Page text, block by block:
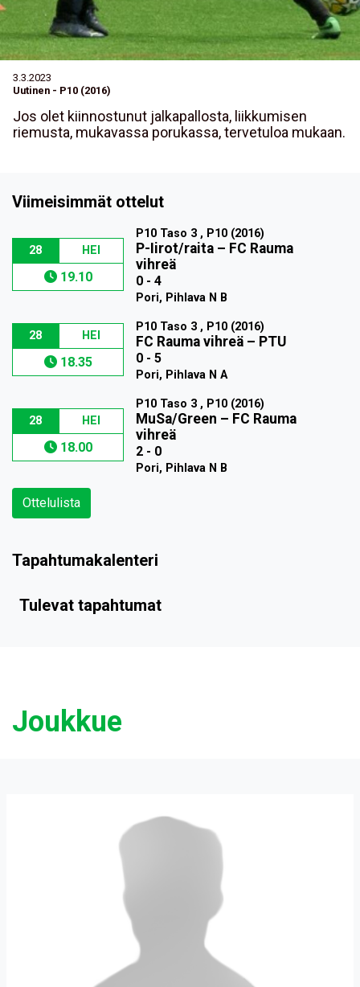
3.3.2023
Uutinen - P10 (2016)
Jos olet kiinnostunut jalkapallosta, liikkumisen
riemusta, mukavassa porukassa, tervetuloa mukaan.
Viimeisimmät ottelut
28 HEI
19.10
P10 Taso 3 , P10 (2016)
P-Iirot/raita – FC Rauma
vihreä
0 - 4
Pori, Pihlava N B
28 HEI
18.35
P10 Taso 3 , P10 (2016)
FC Rauma vihreä – PTU
0 - 5
Pori, Pihlava N A
28 HEI
18.00
P10 Taso 3 , P10 (2016)
MuSa/Green – FC Rauma
vihreä
2 - 0
Pori, Pihlava N B
Ottelulista
Tapahtumakalenteri
Tulevat tapahtumat
Joukkue